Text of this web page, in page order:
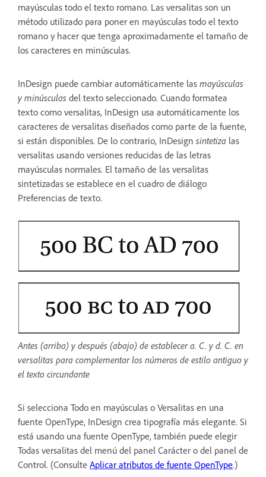
mayúsculas todo el texto romano. Las versalitas son un
método utilizado para poner en mayúsculas todo el texto
romano y hacer que tenga aproximadamente el tamaño de
los caracteres en minúsculas.
InDesign puede cambiar automáticamente las mayúsculas
y minúsculas del texto seleccionado. Cuando formatea
texto como versalitas, InDesign usa automáticamente los
caracteres de versalitas diseñados como parte de la fuente,
si están disponibles. De lo contrario, InDesign sintetiza las
versalitas usando versiones reducidas de las letras
mayúsculas normales. El tamaño de las versalitas
sintetizadas se establece en el cuadro de diálogo
Preferencias de texto.
Antes (arriba) y después (abajo) de establecer a. C. y d. C. en
versalitas para complementar los números de estilo antiguo y
el texto circundante
Si selecciona Todo en mayúsculas o Versalitas en una
fuente OpenType, InDesign crea tipografía más elegante. Si
está usando una fuente OpenType, también puede elegir
Todas versalitas del menú del panel Carácter o del panel de
Control. (Consulte Aplicar atributos de fuente OpenType.)